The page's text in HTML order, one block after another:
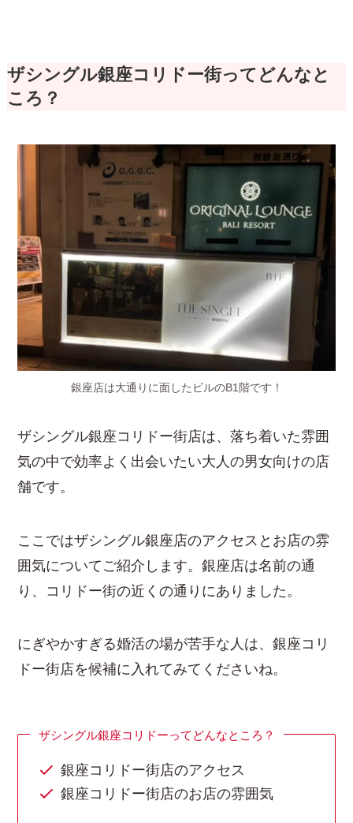
ザシングル銀座コリドー街ってどんなと
ころ？
銀座店は大通りに面したビルのB1階です！
ザシングル銀座コリドー街店は、落ち着いた雰囲
気の中で効率よく出会いたい大人の男女向けの店
舗です。
ここではザシングル銀座店のアクセスとお店の雰
囲気についてご紹介します。銀座店は名前の通
り、コリドー街の近くの通りにありました。
にぎやかすぎる婚活の場が苦手な人は、銀座コリ
ドー街店を候補に入れてみてくださいね。
ザシングル銀座コリドーってどんなところ？
銀座コリドー街店のアクセス
銀座コリドー街店のお店の雰囲気